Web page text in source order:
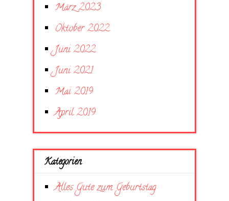
März 2023
Oktober 2022
Juni 2022
Juni 2021
Mai 2019
April 2019
Kategorien
Alles Gute zum Geburtstag